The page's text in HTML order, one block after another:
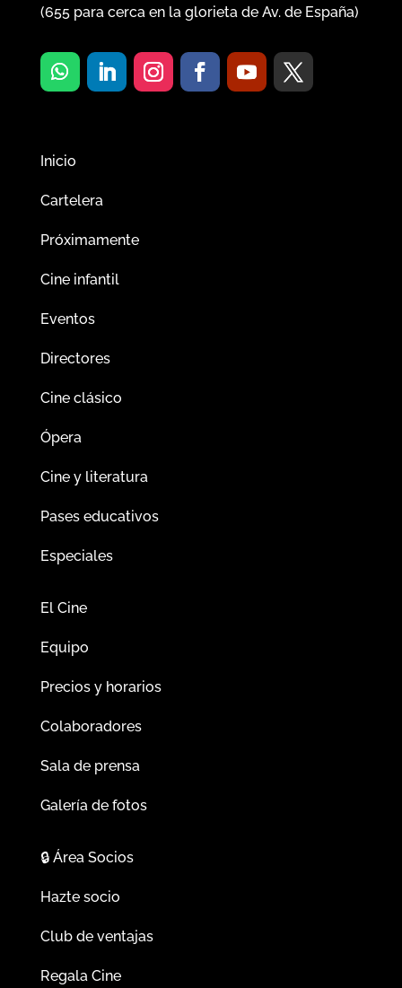
(655para cerca en la glorieta de Av. de España)
Inicio
Cartelera
Próximamente
Cine infantil
Eventos
Directores
Cine clásico
Ópera
Cine y literatura
Pases educativos
Especiales
El Cine
Equipo
Precios y horarios
Colaboradores
Sala de prensa
Galería de fotos
🔒Área Socios
Hazte socio
Club de ventajas
Regala Cine